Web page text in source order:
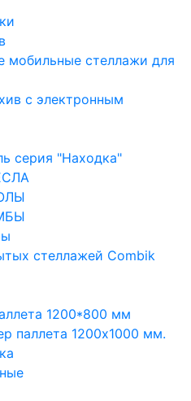
мобильные стеллажи для
с электронным
серия "Находка"
стеллажей Combik
1200*800 мм
паллета 1200х1000 мм.